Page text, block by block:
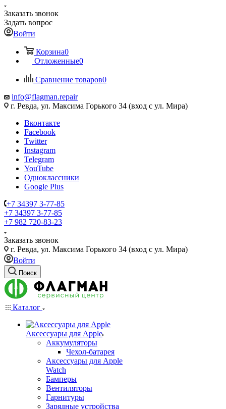
Заказать звонок
Задать вопрос
Войти
Корзина0
Отложенные0
Сравнение товаров0
info@flagman.repair
г. Ревда, ул. Максима Горького 34 (вход с ул. Мира)
Вконтакте
Facebook
Twitter
Instagram
Telegram
YouTube
Одноклассники
Google Plus
+7 34397 3-77-85
+7 34397 3-77-85
+7 982 720-83-23
Заказать звонок
г. Ревда, ул. Максима Горького 34 (вход с ул. Мира)
Войти
Поиск
Каталог
Аксессуары для Apple
Аккумуляторы
Чехол-батарея
Аксессуары для Apple
Watch
Бамперы
Вентиляторы
Гарнитуры
Зарядные устройства